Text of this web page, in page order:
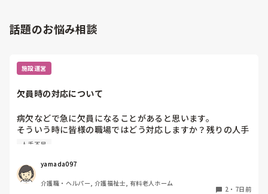
話題のお悩み相談
施設運営
欠員時の対応について
病欠などで急に欠員になることがあると思います。
そういう時に皆様の職場ではどう対応しますか？残りの人手
でやりくりするか、休みの人に出てもらうかになると思いま
の夜勤欠の場合は休みの人に休出の許可もらうまで残りのメ
ンバーで23時くらいまで残ってもらうとかでした。
人手不足
yamada097
介護職・ヘルパー, 介護福祉士, 有料老人ホーム
2 ・ 7日前